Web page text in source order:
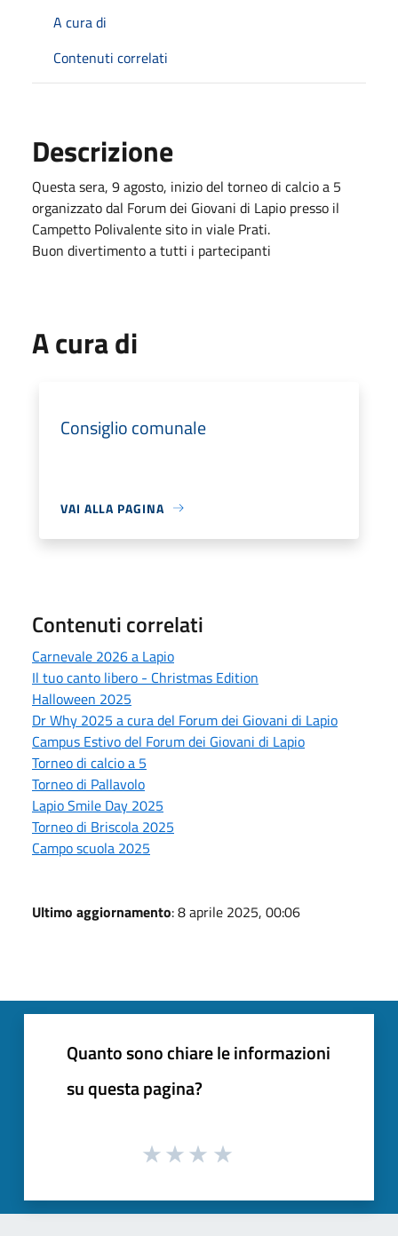
A cura di
Contenuti correlati
Descrizione
Questa sera, 9 agosto, inizio del torneo di calcio a 5
organizzato dal Forum dei Giovani di Lapio presso il
Campetto Polivalente sito in viale Prati.
Buon divertimento a tutti i partecipanti
A cura di
Consiglio comunale
VAI ALLA PAGINA
Contenuti correlati
Carnevale 2026 a Lapio
Il tuo canto libero - Christmas Edition
Halloween 2025
Dr Why 2025 a cura del Forum dei Giovani di Lapio
Campus Estivo del Forum dei Giovani di Lapio
Torneo di calcio a 5
Torneo di Pallavolo
Lapio Smile Day 2025
Torneo di Briscola 2025
Campo scuola 2025
Ultimo aggiornamento: 8 aprile 2025, 00:06
Quanto sono chiare le informazioni
su questa pagina?